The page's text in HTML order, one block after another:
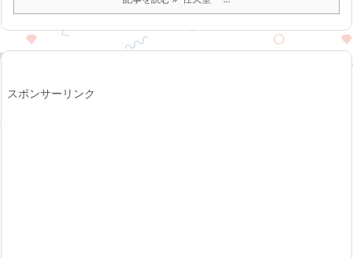
スポンサーリンク